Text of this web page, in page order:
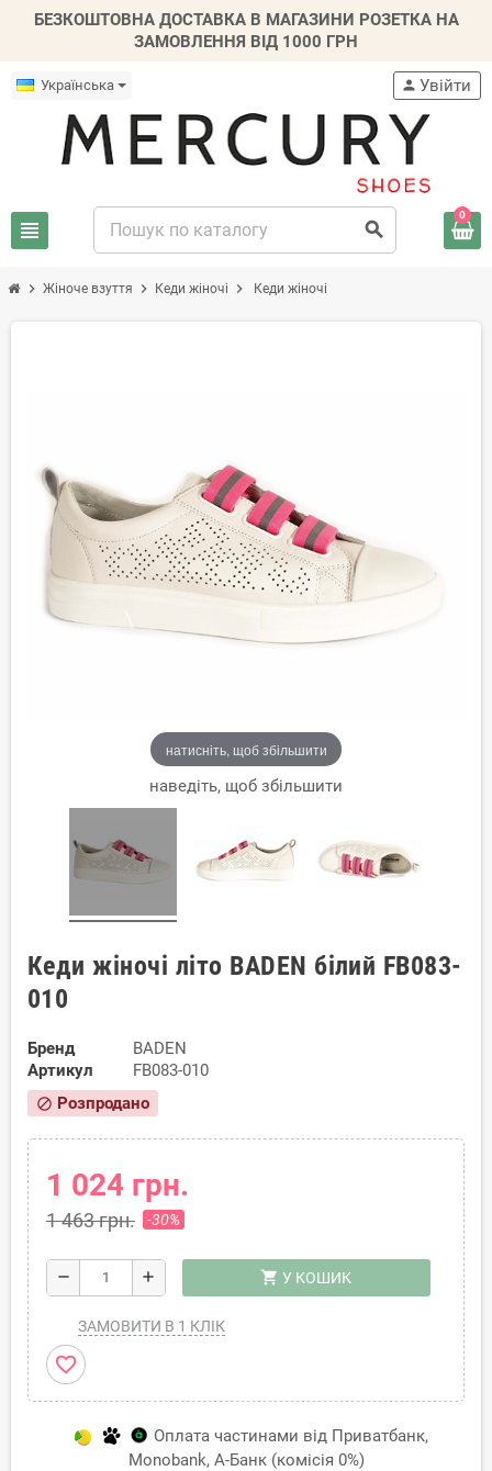
БЕЗКОШТОВНА ДОСТАВКА В МАГАЗИНИ РОЗЕТКА НА
ЗАМОВЛЕННЯ ВІД 1000 ГРН
Українська
view_headline search
person Увійти
0
chevron_right Жіноче взуття chevron_right Кеди жіночі chevron_right Кеди жіночі
натисніть, щоб збільшити
наведіть, щоб збільшити
Кеди жіночі літо BADEN білий FB083-
010
Бренд
BADEN
Артикул
FB083-010
block Розпродано
1 024 грн.
1 463 грн. -30%
remove add shopping_cart У КОШИК
ЗАМОВИТИ В 1 КЛІК
favorite_border
Оплата частинами від Приватбанк,
Monobank, А-Банк (комісія 0%)